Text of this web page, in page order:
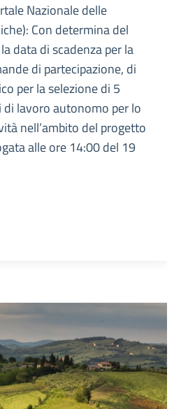
Nazionale delle
Con determina del
data di scadenza per la
di partecipazione, di
per la selezione di 5
di lavoro autonomo per lo
nell’ambito del progetto
alle ore 14:00 del 19